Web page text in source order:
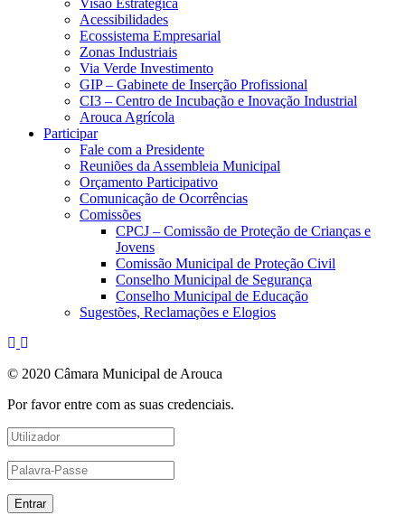
Visão Estratégica
Acessibilidades
Ecossistema Empresarial
Zonas Industriais
Via Verde Investimento
GIP – Gabinete de Inserção Profissional
CI3 – Centro de Incubação e Inovação Industrial
Arouca Agrícola
Participar
Fale com a Presidente
Reuniões da Assembleia Municipal
Orçamento Participativo
Comunicação de Ocorrências
Comissões
CPCJ – Comissão de Proteção de Crianças e
Jovens
Comissão Municipal de Proteção Civil
Conselho Municipal de Segurança
Conselho Municipal de Educação
Sugestões, Reclamações e Elogios
© 2020 Câmara Municipal de Arouca
Por favor entre com as suas credenciais.